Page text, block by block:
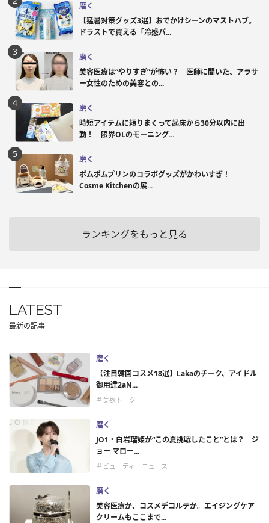
磨く
【猛暑対策グッズ3選】おでかけシーンのマストハブ。
ドラストで買える「冷感パ...
磨く
美容医療は“やりすぎ”が怖い？ 医師に聞いた、アラサ
ー女性のための美容との...
磨く
時短アイテムに頼りまくって起床から30分以内に出
勤！ 限界OLのモーニング...
磨く
ポムポムプリンのコラボグッズがかわいすぎ！
Cosme Kitchenの展...
ランキングをもっと見る
LATEST
最新の記事
磨く
【注目韓国コスメ18選】Lakaのチーク、アイドル
御用達2aN...
＃美欲トーク
磨く
JO1・白岩瑠姫が“この夏挑戦したこと”とは？ ジ
ョー マロー...
＃ビューティーニュース
磨く
美容医療か、コスメデコルテか。エイジングケア
クリームもここまで...